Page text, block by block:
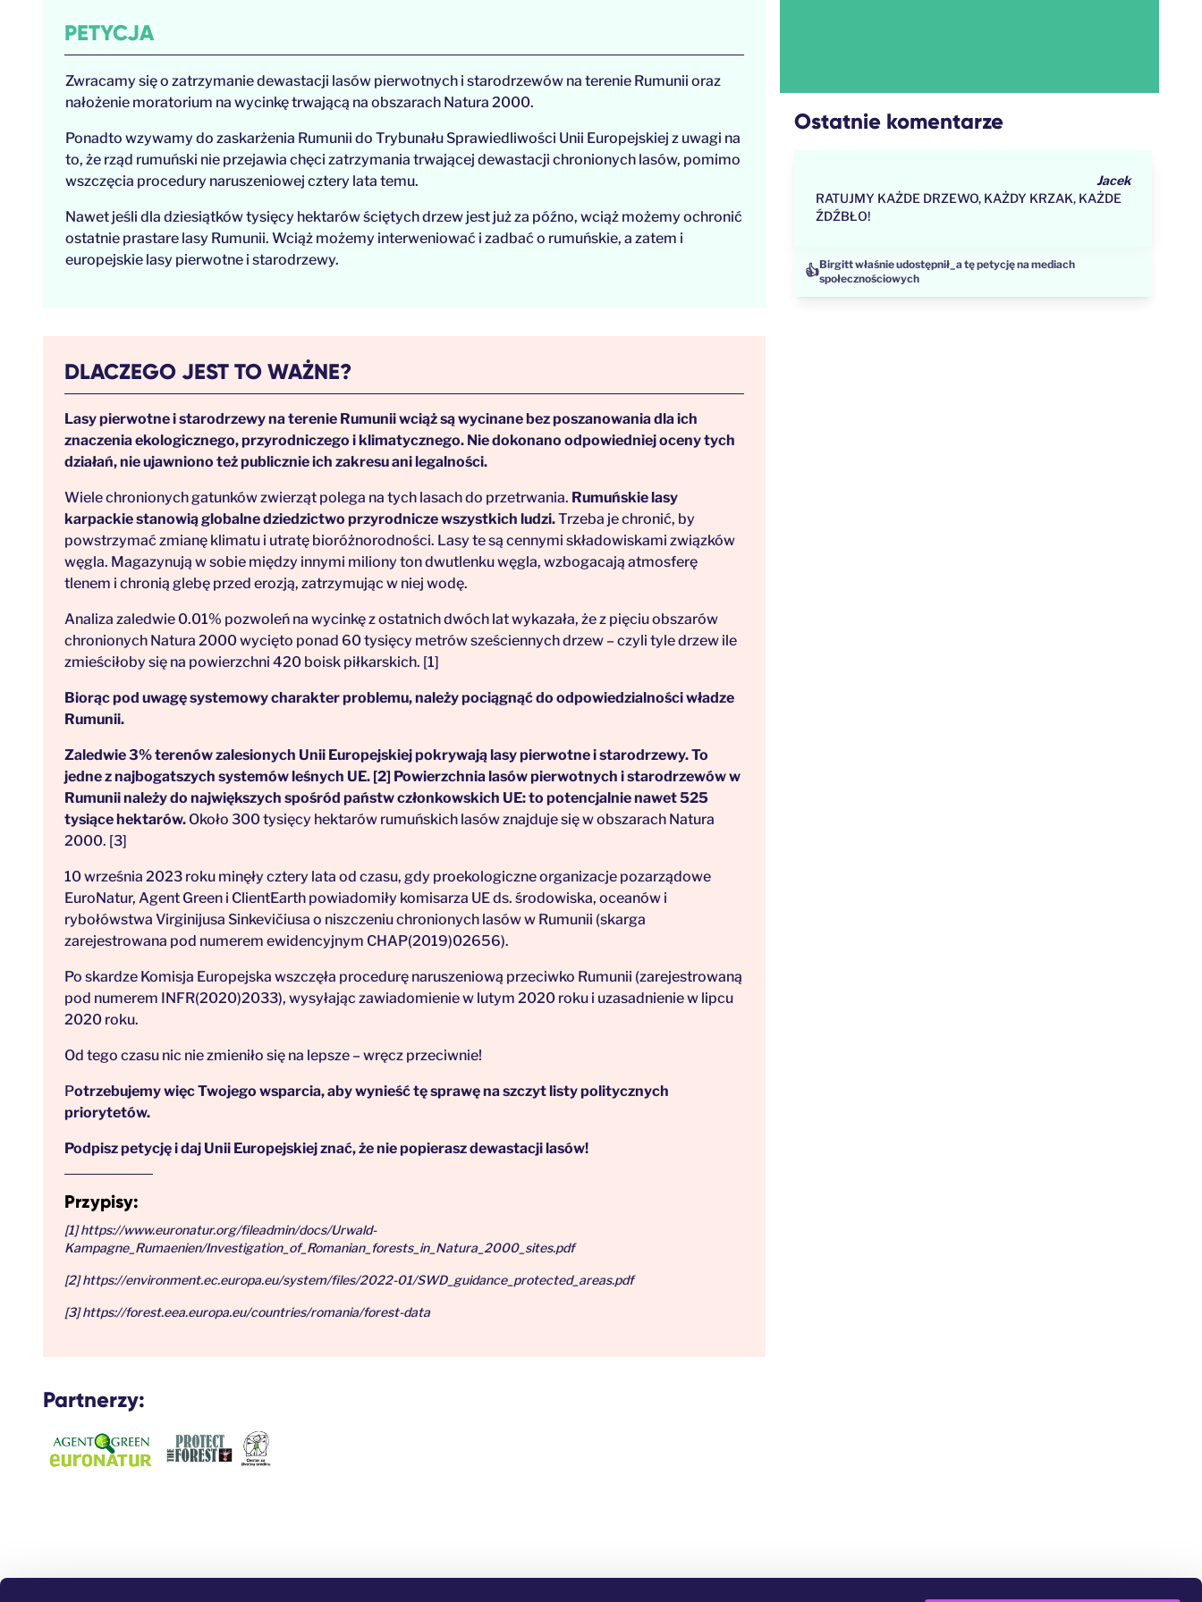
PETYCJA
Zwracamy się o zatrzymanie dewastacji lasów pierwotnych i starodrzewów na terenie Rumunii oraz
nałożenie moratorium na wycinkę trwającą na obszarach Natura 2000.
Ponadto wzywamy do zaskarżenia Rumunii do Trybunału Sprawiedliwości Unii Europejskiej z uwagi na
to, że rząd rumuński nie przejawia chęci zatrzymania trwającej dewastacji chronionych lasów, pomimo
wszczęcia procedury naruszeniowej cztery lata temu.
Nawet jeśli dla dziesiątków tysięcy hektarów ściętych drzew jest już za późno, wciąż możemy ochronić
ostatnie prastare lasy Rumunii. Wciąż możemy interweniować i zadbać o rumuńskie, a zatem i
europejskie lasy pierwotne i starodrzewy.
DLACZEGO JEST TO WAŻNE?
Lasy pierwotne i starodrzewy na terenie Rumunii wciąż są wycinane bez poszanowania dla ich
znaczenia ekologicznego, przyrodniczego i klimatycznego. Nie dokonano odpowiedniej oceny tych
działań, nie ujawniono też publicznie ich zakresu ani legalności.
Wiele chronionych gatunków zwierząt polega na tych lasach do przetrwania. Rumuńskie lasy
karpackie stanowią globalne dziedzictwo przyrodnicze wszystkich ludzi.Trzeba je chronić, by
powstrzymać zmianę klimatu i utratę bioróżnorodności. Lasy te są cennymi składowiskami związków
węgla. Magazynują w sobie między innymi miliony ton dwutlenku węgla, wzbogacają atmosferę
tlenem i chronią glebę przed erozją, zatrzymując w niej wodę.
Analiza zaledwie 0.01% pozwoleń na wycinkę z ostatnich dwóch lat wykazała, że z pięciu obszarów
chronionych Natura 2000 wycięto ponad 60 tysięcy metrów sześciennych drzew – czyli tyle drzew ile
zmieściłoby się na powierzchni 420 boisk piłkarskich. [1]
Biorąc pod uwagę systemowy charakter problemu, należy pociągnąć do odpowiedzialności władze
Rumunii.
Zaledwie 3% terenów zalesionych Unii Europejskiej pokrywają lasy pierwotne i starodrzewy. To
jedne z najbogatszych systemów leśnych UE. [2] Powierzchnia lasów pierwotnych i starodrzewów w
Rumunii należy do największych spośród państw członkowskich UE: to potencjalnie nawet 525
tysiące hektarów. Około 300 tysięcy hektarów rumuńskich lasów znajduje się w obszarach Natura
2000. [3]
10 września 2023 roku minęły cztery lata od czasu, gdy proekologiczne organizacje pozarządowe
EuroNatur, Agent Green i ClientEarth powiadomiły komisarza UE ds. środowiska, oceanów i
rybołówstwa Virginijusa Sinkevičiusa o niszczeniu chronionych lasów w Rumunii (skarga
zarejestrowana pod numerem ewidencyjnym CHAP(2019)02656).
Po skardze Komisja Europejska wszczęła procedurę naruszeniową przeciwko Rumunii (zarejestrowaną
pod numerem INFR(2020)2033), wysyłając zawiadomienie w lutym 2020 roku i uzasadnienie w lipcu
2020 roku.
Od tego czasu nic nie zmieniło się na lepsze – wręcz przeciwnie!
Potrzebujemy więc Twojego wsparcia, aby wynieść tę sprawę na szczyt listy politycznych
priorytetów.
Podpisz petycję i daj Unii Europejskiej znać, że nie popierasz dewastacji lasów!
Przypisy:
[1]https://www.euronatur.org/fileadmin/docs/Urwald-
Kampagne_Rumaenien/Investigation_of_Romanian_forests_in_Natura_2000_sites.pdf
[2]https://environment.ec.europa.eu/system/files/2022-01/SWD_guidance_protected_areas.pdf
[3]https://forest.eea.europa.eu/countries/romania/forest-data
Partnerzy:
Ostatnie komentarze
Jacek
RATUJMY KAŻDE DRZEWO, KAŻDY KRZAK, KAŻDE
ŹDŹBŁO!
👍DOMENICO właśnie udostępnił_a tę petycję na Facebook